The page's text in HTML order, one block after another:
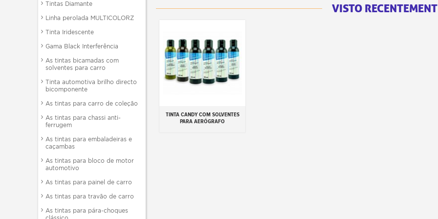
Tintas Diamante
Linha perolada MULTICOLORZ
Tinta Iridescente
Gama Black Interferência
As tintas bicamadas com
solventes para carro
Tinta automotiva brilho directo
bicomponente
As tintas para carro de coleção
As tintas para chassi anti-
ferrugem
As tintas para embaladeiras e
caçambas
As tintas para bloco de motor
automotivo
As tintas para painel de carro
As tintas para travão de carro
As tintas para pára-choques
VISTO
Adicionar ao carrinho
TINTA CANDY COM SOLVENTES
PARA AERÓGRAFO